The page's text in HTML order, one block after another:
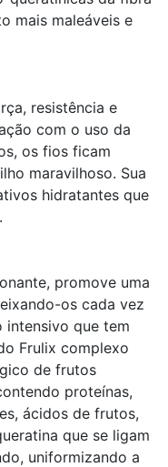
mais maleáveis e
resistência e
com o uso da
os fios ficam
maravilhoso. Sua
hidratantes que
promove uma
os cada vez
intensivo que tem
Frulix complexo
de frutos
proteínas,
ácidos de frutos,
que se ligam
uniformizando a